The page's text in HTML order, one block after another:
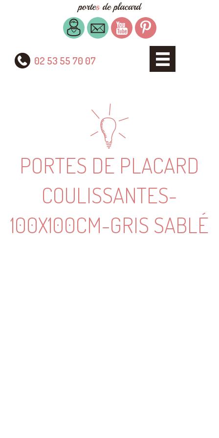
02 53 55 70 07
PORTES DE PLACARD
COULISSANTES-
100X100CM-GRIS SABLÉ